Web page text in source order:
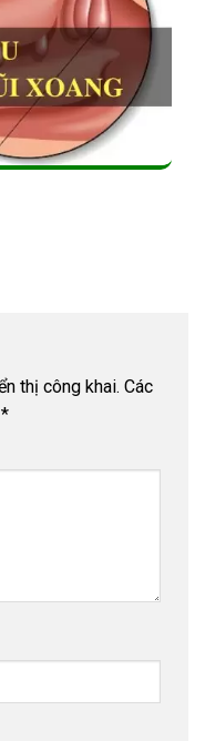
thị công khai. Các
*